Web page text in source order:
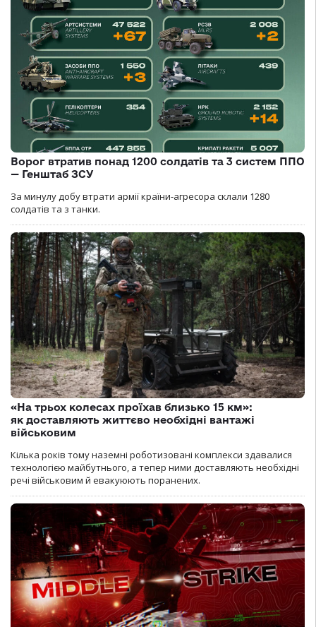
Ворог втратив понад 1200 солдатів та 3 систем ППО
— Генштаб ЗСУ
За минулу добу втрати армії країни-агресора склали 1280
солдатів та з танки.
«На трьох колесах проїхав близько 15 км»:
як доставляють життєво необхідні вантажі
військовим
Кілька років тому наземні роботизовані комплекси здавалися
технологією майбутнього, а тепер ними доставляють необхідні
речі військовим й евакуюють поранених.